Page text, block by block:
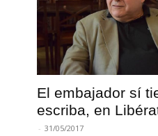
El embajador sí
escriba, en
- 31/05/2017